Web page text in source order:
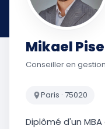
Mikael
Conseiller en
Paris · 75020
Diplômé d'un